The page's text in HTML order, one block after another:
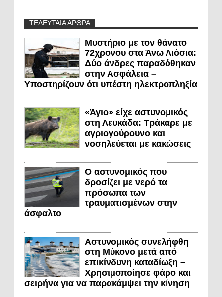
ΤΕΛΕΥΤΑΙΑ ΑΡΘΡΑ
Μυστήριο με τον θάνατο
72χρονου στα Άνω Λιόσια:
Δύο άνδρες παραδόθηκαν
στην Ασφάλεια –
Υποστηρίζουν ότι υπέστη ηλεκτροπληξία
«Άγιο» είχε αστυνομικός
στη Λευκάδα: Τράκαρε με
αγριογούρουνο και
νοσηλεύεται με κακώσεις
Ο αστυνομικός που
δροσίζει με νερό τα
πρόσωπα των
τραυματισμένων στην
άσφαλτο
Αστυνομικός συνελήφθη
στη Μύκονο μετά από
επικίνδυνη καταδίωξη –
Χρησιμοποίησε φάρο και
σειρήνα για να παρακάμψει την κίνηση